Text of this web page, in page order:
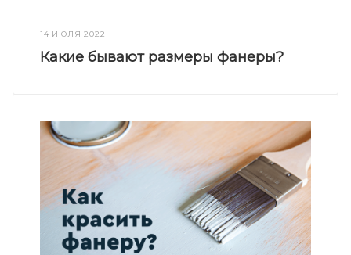
14 ИЮЛЯ 2022
Какие бывают размеры фанеры?